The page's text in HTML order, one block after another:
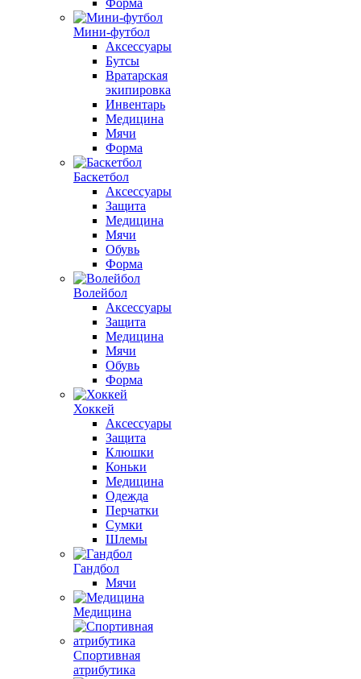
Форма
Мини-футбол
Аксессуары
Бутсы
Вратарская
экипировка
Инвентарь
Медицина
Мячи
Форма
Баскетбол
Аксессуары
Защита
Медицина
Мячи
Обувь
Форма
Волейбол
Аксессуары
Защита
Медицина
Мячи
Обувь
Форма
Хоккей
Аксессуары
Защита
Клюшки
Коньки
Медицина
Одежда
Перчатки
Сумки
Шлемы
Гандбол
Мячи
Медицина
Спортивная
атрибутика